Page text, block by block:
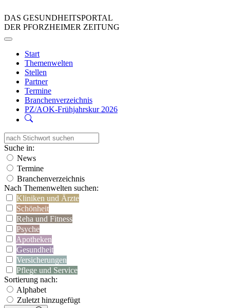
DAS GESUNDHEITSPORTAL
DER PFORZHEIMER ZEITUNG
Start
Themenwelten
Stellen
Partner
Termine
Branchenverzeichnis
PZ/AOK-Frühjahrskur 2026
Suche in:
News
Termine
Branchenverzeichnis
Nach Themenwelten suchen:
Kliniken und Ärzte
Schönheit
Reha und Fitness
Psyche
Apotheken
Gesundheit
Versicherungen
Pflege und Service
Sortierung nach:
Alphabet
Zuletzt hinzugefügt